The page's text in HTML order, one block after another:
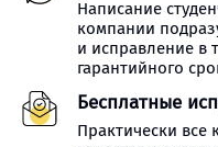
Написание
компании
и исправление в
гарантийного
Бесплатные
Практически все